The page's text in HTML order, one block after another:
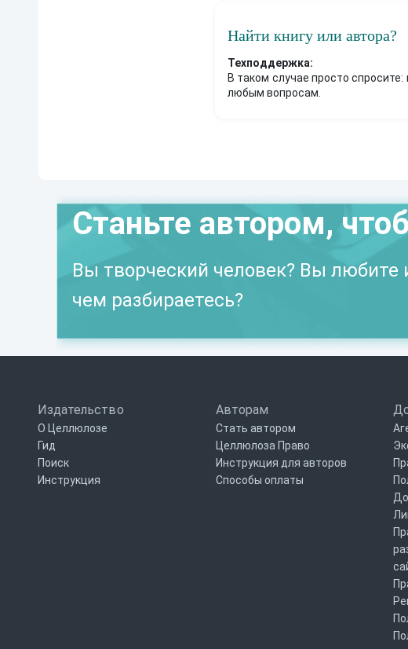
Найти книгу или автора?
Техподдержка:
В таком случае просто
любым вопросам.
Станьте автором,
Вы творческий человек? Вы любите
чем разбираетесь?
Издательство
О Целлюлозе
Гид
Поиск
Инструкция
Авторам
Стать автором
Целлюлоза Право
Инструкция для авторов
Способы оплаты